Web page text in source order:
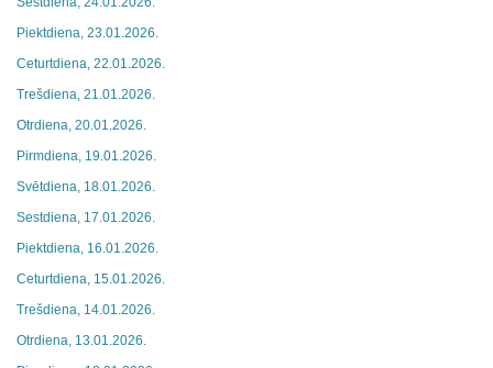
Piektdiena, 23.01.2026.
Ceturtdiena, 22.01.2026.
Trešdiena, 21.01.2026.
Otrdiena, 20.01.2026.
Pirmdiena, 19.01.2026.
Svētdiena, 18.01.2026.
Sestdiena, 17.01.2026.
Piektdiena, 16.01.2026.
Ceturtdiena, 15.01.2026.
Trešdiena, 14.01.2026.
Otrdiena, 13.01.2026.